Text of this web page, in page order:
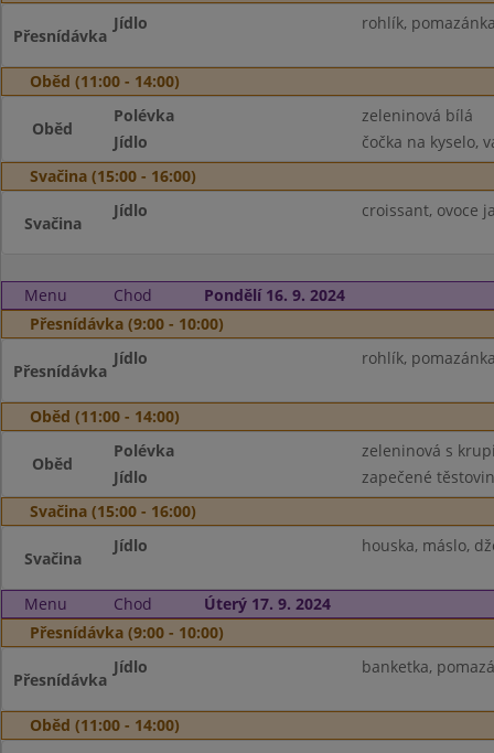
Přesnídávka
Jídlo rohlík,
Oběd (11:00 - 14:00)
Oběd
Polévka
zeleninová bílá
Jídlo
čočka na kyselo,
Svačina (15:00 - 16:00)
Svačina
Jídlo croissant, ovoce
Menu Chod
Pondělí 16. 9. 2024
Přesnídávka (9:00 - 10:00)
Přesnídávka
Jídlo rohlík,
Oběd (11:00 - 14:00)
Oběd
Polévka
zeleninová s
Jídlo
zapečené
Svačina (15:00 - 16:00)
Svačina
Jídlo houska, máslo,
Menu Chod
Úterý 17. 9. 2024
Přesnídávka (9:00 - 10:00)
Přesnídávka
Jídlo banketka,
Oběd (11:00 - 14:00)